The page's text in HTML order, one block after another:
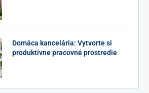
Domáca kancelária: Vytvorte si
produktívne pracovné prostredie